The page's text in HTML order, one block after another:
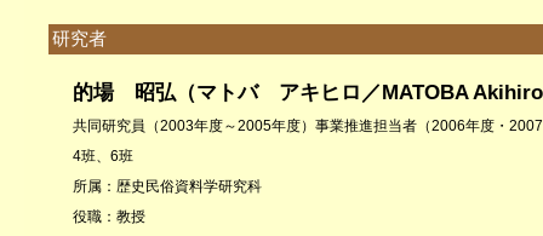
研究者
的場 昭弘（マトバ アキヒロ／MATOBA
共同研究員（2003年度～2005年度）事業推進担当者（2006年度・
4班、6班
所属：歴史民俗資料学研究科
役職：教授